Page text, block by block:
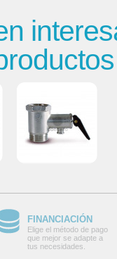
FINANCIACIÓN
Elige el método de pago
que mejor se adapte a
tus necesidades.